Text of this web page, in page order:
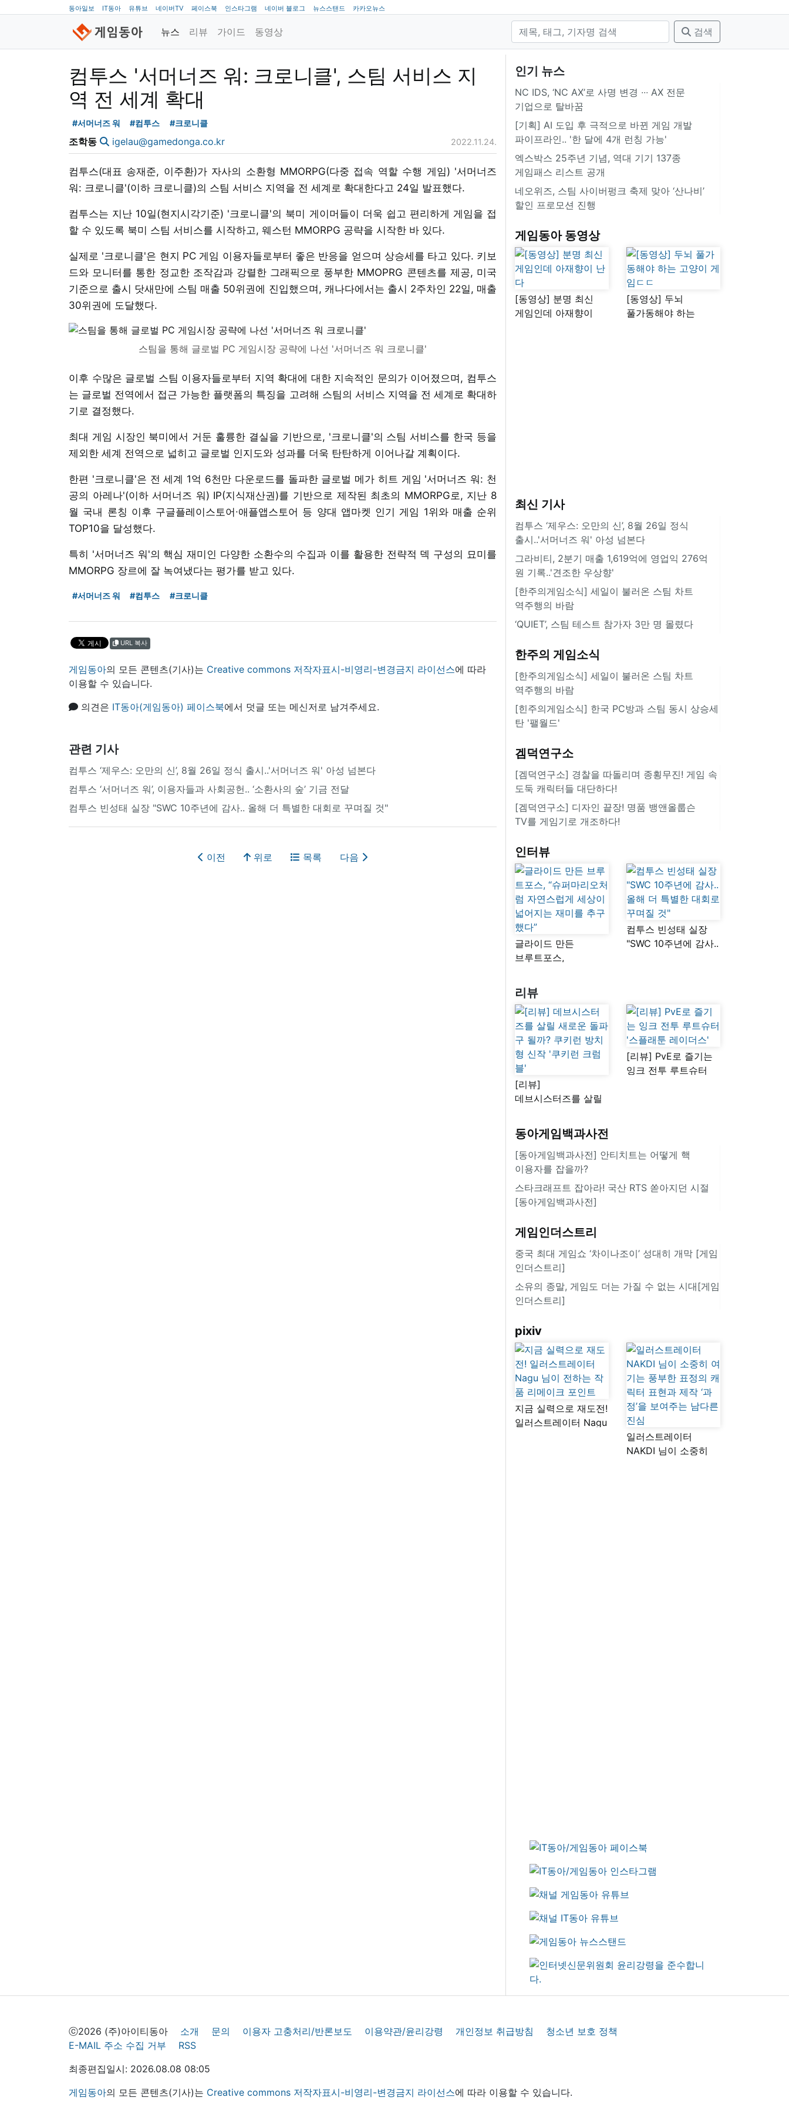
동아일보 IT동아 유튜브 네이버TV 페이스북 인스타그램 네이버 블로그 뉴스스탠드 카카오뉴스
뉴스 리뷰 가이드 동영상 검색
컴투스 '서머너즈 워: 크로니클', 스팀 서비스 지
역 전 세계 확대
#서머너즈 워 #컴투스 #크로니클
조학동 igelau@gamedonga.co.kr 2022.11.24.
컴투스(대표 송재준, 이주환)가 자사의 소환형 MMORPG(다중 접속 역할 수행 게임) '서머너즈
워: 크로니클'(이하 크로니클)의 스팀 서비스 지역을 전 세계로 확대한다고 24일 발표했다.
컴투스는 지난 10일(현지시각기준) '크로니클'의 북미 게이머들이 더욱 쉽고 편리하게 게임을 접
할 수 있도록 북미 스팀 서비스를 시작하고, 웨스턴 MMORPG 공략을 시작한 바 있다.
실제로 '크로니클'은 현지 PC 게임 이용자들로부터 좋은 반응을 얻으며 상승세를 타고 있다. 키보
드와 모니터를 통한 정교한 조작감과 강렬한 그래픽으로 풍부한 MMOPRG 콘텐츠를 제공, 미국
기준으로 출시 닷새만에 스팀 매출 50위권에 진입했으며, 캐나다에서는 출시 2주차인 22일, 매출
30위권에 도달했다.
스팀을 통해 글로벌 PC 게임시장 공략에 나선 '서머너즈 워 크로니클'
이후 수많은 글로벌 스팀 이용자들로부터 지역 확대에 대한 지속적인 문의가 이어졌으며, 컴투스
는 글로벌 전역에서 접근 가능한 플랫폼의 특징을 고려해 스팀의 서비스 지역을 전 세계로 확대하
기로 결정했다.
최대 게임 시장인 북미에서 거둔 훌륭한 결실을 기반으로, '크로니클'의 스팀 서비스를 한국 등을
제외한 세계 전역으로 넓히고 글로벌 인지도와 성과를 더욱 탄탄하게 이어나갈 계획이다.
한편 '크로니클'은 전 세계 1억 6천만 다운로드를 돌파한 글로벌 메가 히트 게임 '서머너즈 워: 천
공의 아레나'(이하 서머너즈 워) IP(지식재산권)를 기반으로 제작된 최초의 MMORPG로, 지난 8
월 국내 론칭 이후 구글플레이스토어∙애플앱스토어 등 양대 앱마켓 인기 게임 1위와 매출 순위
TOP10을 달성했다.
특히 '서머너즈 워'의 핵심 재미인 다양한 소환수의 수집과 이를 활용한 전략적 덱 구성의 묘미를
MMORPG 장르에 잘 녹여냈다는 평가를 받고 있다.
#서머너즈 워 #컴투스 #크로니클
URL 복사
게임동아의 모든 콘텐츠(기사)는 Creative commons 저작자표시-비영리-변경금지 라이선스에 따라
이용할 수 있습니다.
의견은 IT동아(게임동아) 페이스북에서 덧글 또는 메신저로 남겨주세요.
관련 기사
컴투스 ‘제우스: 오만의 신’, 8월 26일 정식 출시..'서머너즈 워' 아성 넘본다
컴투스 ‘서머너즈 워’, 이용자들과 사회공헌.. ‘소환사의 숲’ 기금 전달
컴투스 빈성태 실장 "SWC 10주년에 감사.. 올해 더 특별한 대회로 꾸며질 것"
이전 위로 목록 다음
인기 뉴스
NC IDS, ‘NC AX’로 사명 변경 ∙∙∙ AX 전문
기업으로 탈바꿈
[기획] AI 도입 후 극적으로 바뀐 게임 개발
파이프라인.. '한 달에 4개 런칭 가능'
엑스박스 25주년 기념, 역대 기기 137종
게임패스 리스트 공개
네오위즈, 스팀 사이버펑크 축제 맞아 ‘산나비’
할인 프로모션 진행
게임동아 동영상
[동영상] 분명 최신
게임인데 아재향이
[동영상] 두뇌
풀가동해야 하는
최신 기사
컴투스 ‘제우스: 오만의 신’, 8월 26일 정식
출시..'서머너즈 워' 아성 넘본다
그라비티, 2분기 매출 1,619억에 영업익 276억
원 기록..'견조한 우상향'
[한주의게임소식] 세일이 불러온 스팀 차트
역주행의 바람
‘QUIET’, 스팀 테스트 참가자 3만 명 몰렸다
한주의 게임소식
[한주의게임소식] 세일이 불러온 스팀 차트
역주행의 바람
[힌주의게임소식] 한국 PC방과 스팀 동시 상승세
탄 '팰월드'
겜덕연구소
[겜덕연구소] 경찰을 따돌리며 종횡무진! 게임 속
도둑 캐릭터들 대단하다!
[겜덕연구소] 디자인 끝장! 명품 뱅앤올룹슨
TV를 게임기로 개조하다!
인터뷰
글라이드 만든
브루트포스,
자연스럽게 세상이
넓어지는 재미를
추구했다”
컴투스 빈성태 실장
"SWC 10주년에 감사..
리뷰
[리뷰]
데브시스터즈를 살릴
쿠키런 방치형 신작
'쿠키런 크럼블'
[리뷰] PvE로 즐기는
잉크 전투 루트슈터
동아게임백과사전
[동아게임백과사전] 안티치트는 어떻게 핵
이용자를 잡을까?
스타크래프트 잡아라! 국산 RTS 쏟아지던 시절
[동아게임백과사전]
게임인더스트리
중국 최대 게임쇼 ‘차이나조이’ 성대히 개막 [게임
인더스트리]
소유의 종말, 게임도 더는 가질 수 없는 시대[게임
인더스트리]
pixiv
지금 실력으로 재도전!
일러스트레이터 Nagu
일러스트레이터
NAKDI 님이 소중히
ⓒ2026 (주)아이티동아 소개 문의 이용자 고충처리/반론보도 이용약관/윤리강령 개인정보 취급방침
청소년 보호 정책
E-MAIL 주소 수집 거부
RSS
최종편집일시: 2026.08.08 08:05
게임동아의 모든 콘텐츠(기사)는 Creative commons 저작자표시-비영리-변경금지 라이선스에 따라 이용할 수 있습니다.